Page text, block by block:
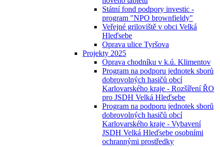
Státní fond podpory investic -
program "NPO brownfieldy"
Veřejné griloviště v obci Velká
Hleďsebe
Oprava ulice Tyršova
Projekty 2025
Oprava chodníku v k.ú. Klimentov
Program na podporu jednotek sborů
dobrovolných hasičů obcí
Karlovarského kraje - Rozšíření ŘO
pro JSDH Velká Hleďsebe
Program na podporu jednotek sborů
dobrovolných hasičů obcí
Karlovarského kraje - Vybavení
JSDH Velká Hleďsebe osobními
ochrannými prostředky